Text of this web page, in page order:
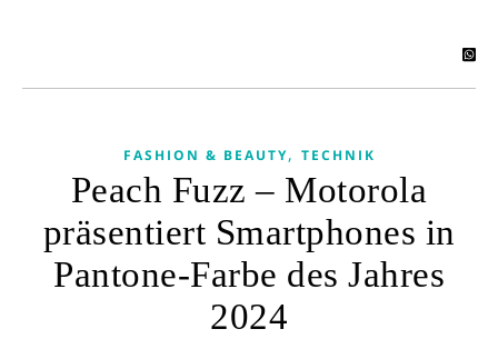
FASHION & BEAUTY, TECHNIK
Peach Fuzz – Motorola
präsentiert Smartphones in
Pantone-Farbe des Jahres
2024